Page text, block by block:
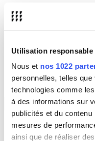
Utilisation responsable
Nous et nos 1022
personnelles, telles
technologies comme
à des informations sur
publicités et du
mesures de
ainsi que de réaliser
- Emmanuel Delanoe-Brun
(Pôle 3)
-Pierre Gervais
Rang B
Titulaires